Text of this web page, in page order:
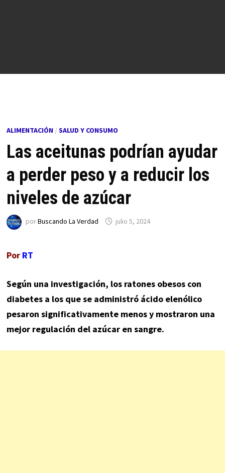
ALIMENTACIÓN/ SALUD Y CONSUMO
Las aceitunas podrían ayudar
a perder peso y a reducir los
niveles de azúcar
porBuscando La Verdad julio 5, 2024
Por RT
Según una investigación, los ratones obesos con
diabetes a los que se administró ácido elenólico
pesaron significativamente menos y mostraron una
mejor regulación del azúcar en sangre.